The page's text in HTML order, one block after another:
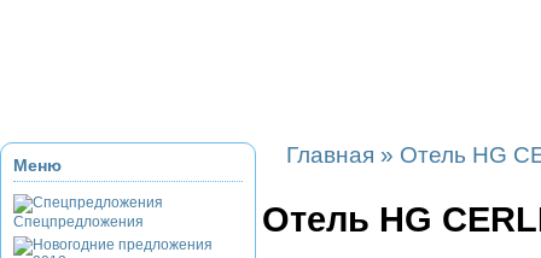
Меню
Спецпредложения
Главная » Отель HG
Отель HG